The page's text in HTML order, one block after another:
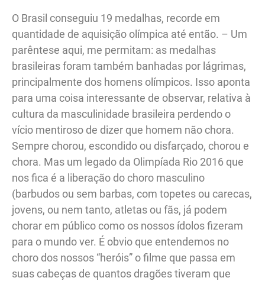
O Brasil conseguiu 19 medalhas, recorde em
quantidade de aquisição olímpica até então. – Um
parêntese aqui, me permitam: as medalhas
brasileiras foram também banhadas por lágrimas,
principalmente dos homens olímpicos. Isso aponta
para uma coisa interessante de observar, relativa à
cultura da masculinidade brasileira perdendo o
vício mentiroso de dizer que homem não chora.
Sempre chorou, escondido ou disfarçado, chorou e
chora. Mas um legado da Olimpíada Rio 2016 que
nos fica é a liberação do choro masculino
(barbudos ou sem barbas, com topetes ou carecas,
jovens, ou nem tanto, atletas ou fãs, já podem
chorar em público como os nossos ídolos fizeram
para o mundo ver. É obvio que entendemos no
choro dos nossos “heróis” o filme que passa em
suas cabeças de quantos dragões tiveram que